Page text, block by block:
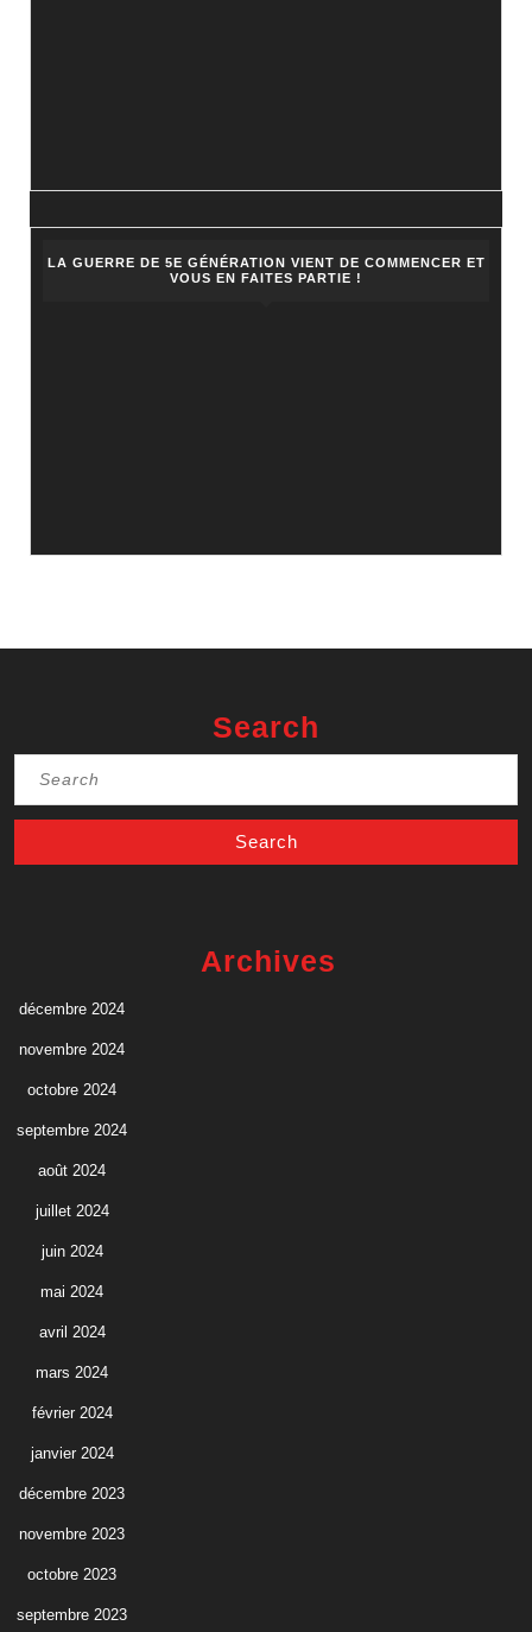
LA GUERRE DE 5E GÉNÉRATION VIENT DE COMMENCER ET
VOUS EN FAITES PARTIE !
Search
Archives
décembre 2024
novembre 2024
octobre 2024
septembre 2024
août 2024
juillet 2024
juin 2024
mai 2024
avril 2024
mars 2024
février 2024
janvier 2024
décembre 2023
novembre 2023
octobre 2023
septembre 2023